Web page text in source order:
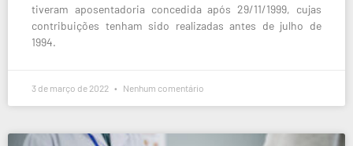
tiveram aposentadoria concedida após 29/11/1999, cujas
contribuições tenham sido realizadas antes de julho de
1994.
3 de março de 2022 Nenhum comentário